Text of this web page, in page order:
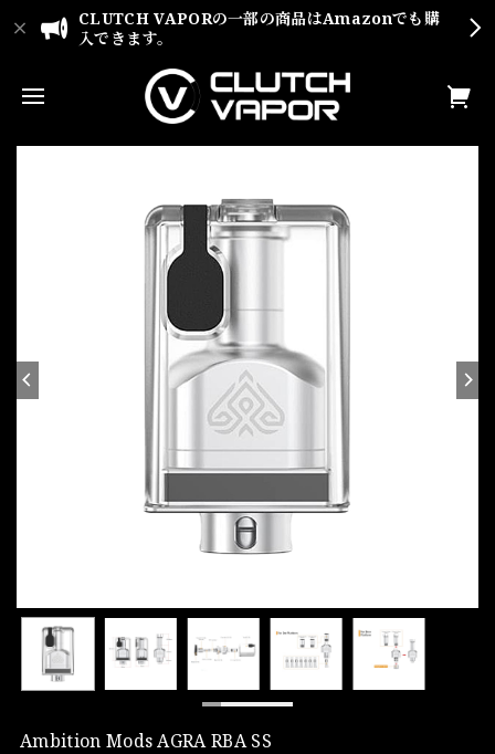
CLUTCH VAPORの一部の商品はAmazonでも購
入できます。
Ambition Mods AGRA RBA SS